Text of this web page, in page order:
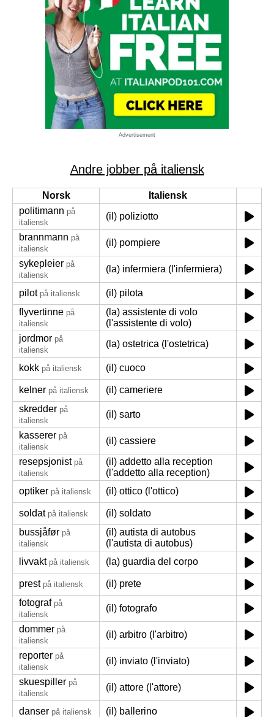
Advertisement
Andre jobber på italiensk
Norsk
Italiensk
politimann på
italiensk
(il) poliziotto
brannmann på
italiensk
(il) pompiere
sykepleier på
italiensk
(la) infermiera (l'infermiera)
pilot på italiensk
(il) pilota
flyvertinne på
italiensk
(la) assistente di volo
(l'assistente di volo)
jordmor på
italiensk
(la) ostetrica (l'ostetrica)
kokk på italiensk (il) cuoco
kelner på italiensk
(il) cameriere
skredder på
italiensk
(il) sarto
kasserer på
italiensk
(il) cassiere
resepsjonist på
italiensk
(il) addetto alla reception
(l'addetto alla reception)
optiker på italiensk (il) ottico (l'ottico)
soldat på italiensk
(il) soldato
bussjåfør på
italiensk
(il) autista di autobus
(l'autista di autobus)
livvakt på italiensk (la) guardia del corpo
prest på italiensk
(il) prete
fotograf på
italiensk
(il) fotografo
dommer på
italiensk
(il) arbitro (l'arbitro)
reporter på
italiensk
(il) inviato (l'inviato)
skuespiller på
italiensk
(il) attore (l'attore)
danser på italiensk
(il) ballerino